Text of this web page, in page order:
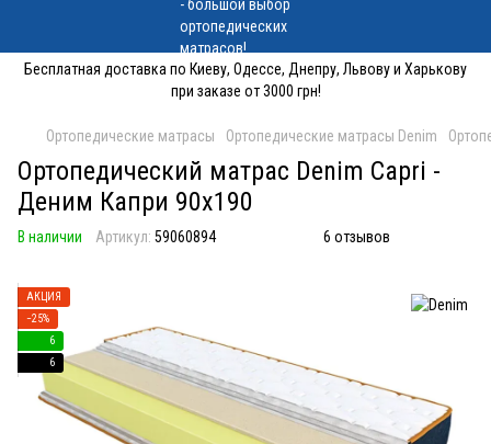
Бесплатная доставка по Киеву, Одессе, Днепру, Львову и Харькову
при заказе от 3000 грн!
Ортопедические матрасы Ортопедические матрасы Denim
Ортопедический матрас Denim Capri -
Деним Капри 90x190
В наличии Артикул: 59060894 6 отзывов
АКЦИЯ
−25%
6
6